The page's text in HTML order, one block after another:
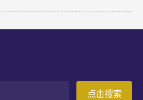
常青（业主评委）。
点击搜索